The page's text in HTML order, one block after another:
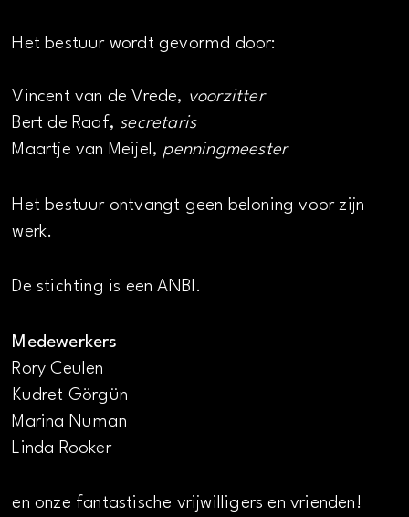
Het bestuur wordt gevormd door:
Vincent van de Vrede, voorzitter
Bert de Raaf, secretaris
Maartje van Meijel, penningmeester
Het bestuur ontvangt geen beloning voor zijn
werk.
De stichting is een ANBI.
Medewerkers
Rory Ceulen
Kudret Görgün
Marina Numan
Linda Rooker
en onze fantastische vrijwilligers en vrienden!